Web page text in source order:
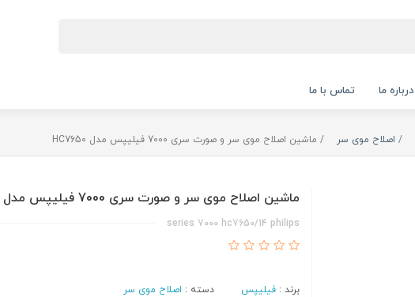
درباره ما تماس با ما
اصلاح موی سر ماشین اصلاح موی سر و صورت سری 7000 فیلیپس مدل HC7650
ماشین اصلاح موی سر و صورت سری 7000 فیلیپس مدل HC7650
series 7000 hc7650/14 philips
برند : فیلیپس دسته : اصلاح موی سر